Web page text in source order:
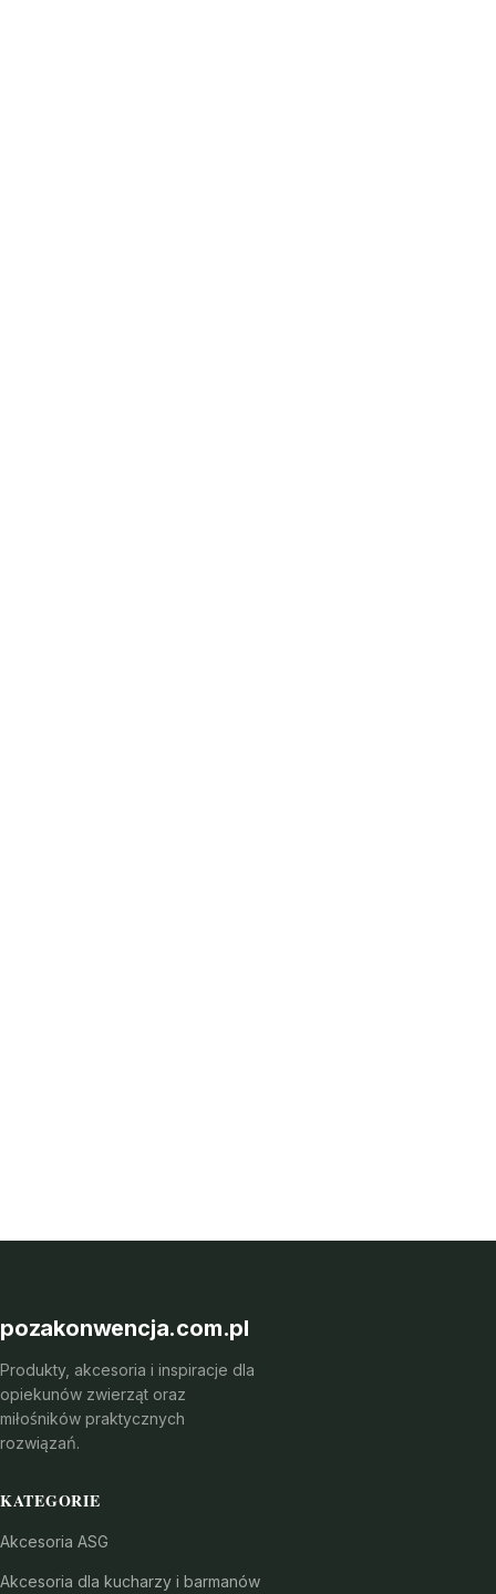
pozakonwencja.com.pl
Produkty, akcesoria i inspiracje dla
opiekunów zwierząt oraz
miłośników praktycznych
rozwiązań.
KATEGORIE
Akcesoria ASG
Akcesoria dla kucharzy i barmanów